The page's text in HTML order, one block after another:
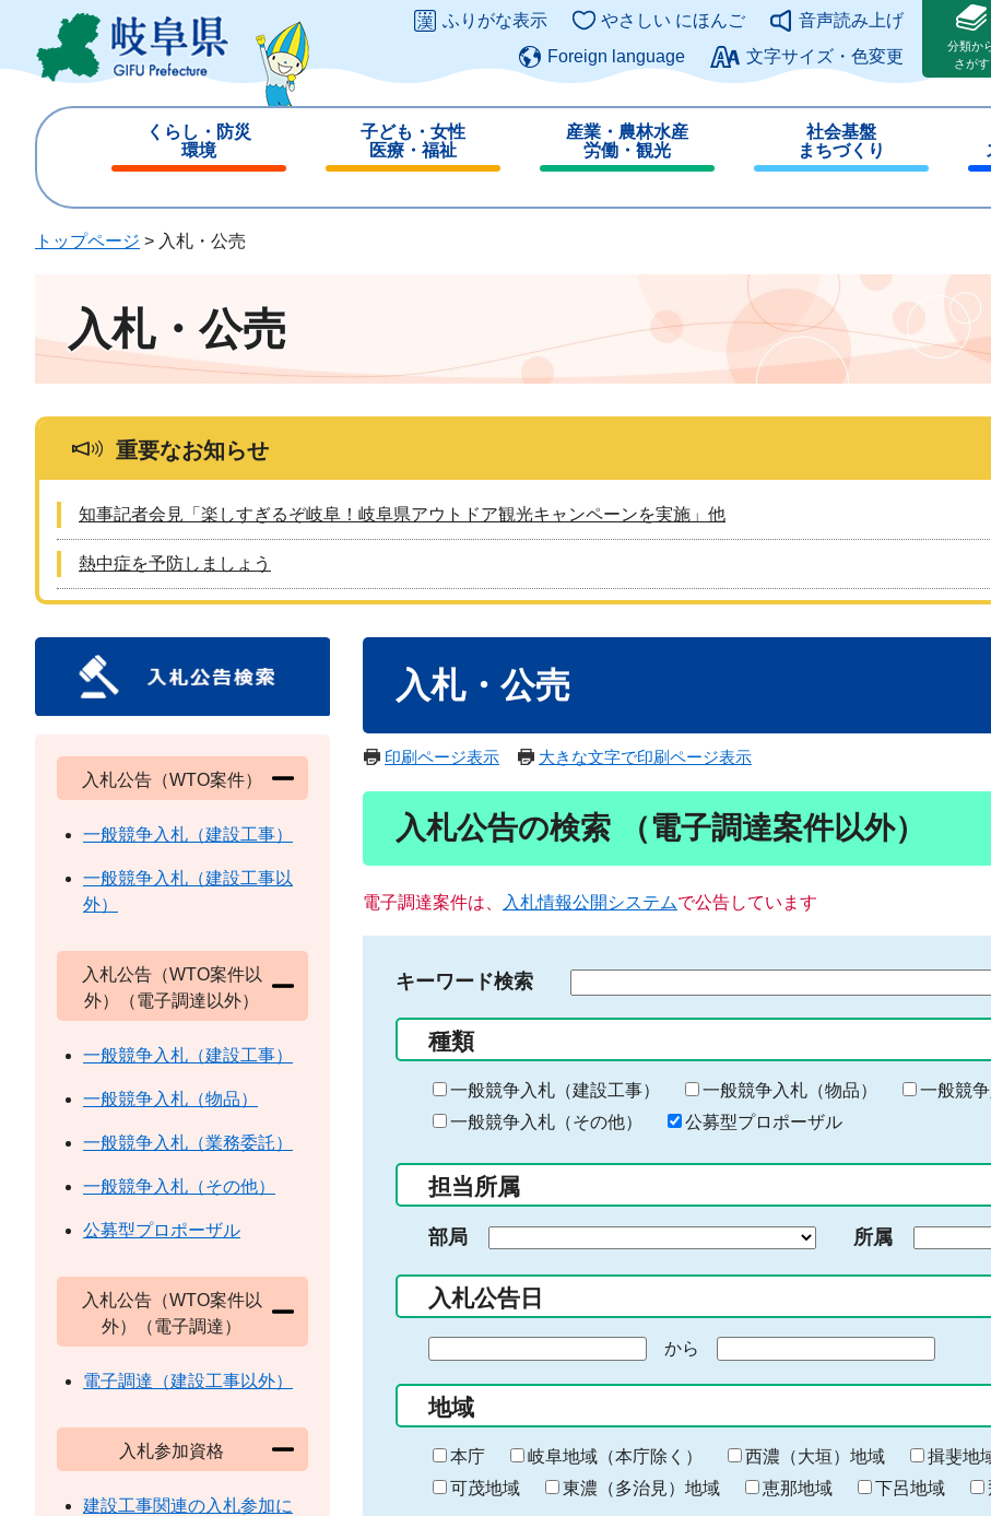
ジ
ュ
このページの本文へ
ふりがな表示 やさしい にほんご
音声読み上げ
Foreign language
文字サイズ・色変更
分類か
さがす
くらし・防災
環境
じ
子ども・女性
医療・福祉
じ
産業・農林水産
労働・観光
じ
社会基盤
まちづくり
じ
じ
トップページ > 入札・公売
入札・公売
重要なお知らせ
知事記者会見「楽しすぎるぞ岐阜！岐阜県アウトドア観光キャンペーンを実施」他
熱中症を予防しましょう
入札・公売
印刷ページ表示 大きな文字で印刷ページ表示
入札公告の検索 （電子調達案件以外）
電子調達案件は、 入札情報公開システムで公告しています
キーワード検索
る
キ
ー
ー
入
力
種類
一般競争入札（建設工事） 一般競争入札（物品）
一般競
一般競争入札（その他）
公募型プロポーザル
担当所属
部局 所属
入札公告日
の
始
ま
り
から
終
わ
り
地域
本庁 岐阜地域（本庁除く） 西濃（大垣）地域 揖斐地
可茂地域
東濃（多治見）地域 恵那地域 下呂地域
入札公告（WTO案件）
一般競争入札（建設工事）
一般競争入札（建設工事以
外）
入札公告（WTO案件以
外）（電子調達以外）
一般競争入札（建設工事）
一般競争入札（物品）
一般競争入札（業務委託）
一般競争入札（その他）
公募型プロポーザル
入札公告（WTO案件以
外）（電子調達）
電子調達（建設工事以外）
入札参加資格
建設工事関連の入札参加に